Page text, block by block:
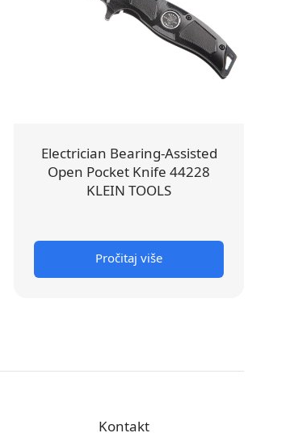
Electrician Bearing-Assisted
Open Pocket Knife 44228
KLEIN TOOLS
Pročitaj više
Kontakt